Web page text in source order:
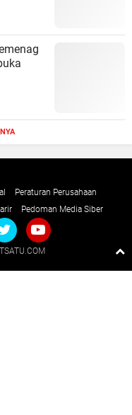
Peraturan Perusahaan
Pedoman Media Siber
Raushan